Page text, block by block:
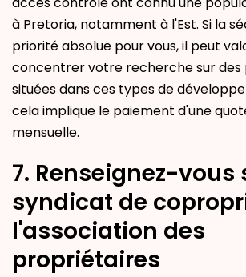
à Pretoria, notamment à l'Est. Si la
priorité absolue pour vous, il peut
concentrer votre recherche sur
situées dans ces types de
cela implique le paiement d'une
mensuelle.
7. Renseignez-vous
syndicat de
l'association des
propriétaires